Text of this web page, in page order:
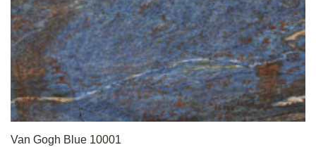
Van Gogh Blue 10001